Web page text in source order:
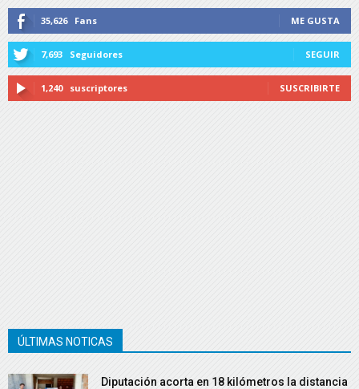
35,626 Fans ME GUSTA
7,693 Seguidores SEGUIR
1,240 suscriptores SUSCRIBIRTE
ÚLTIMAS NOTICAS
Diputación acorta en 18 kilómetros la distancia